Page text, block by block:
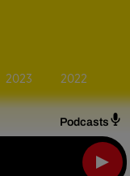
Podcasts
2023 2022